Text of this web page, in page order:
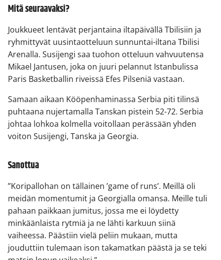
Mitä seuraavaksi?
Joukkueet lentävät perjantaina iltapäivällä Tbilisiin ja
ryhmittyvät uusintaotteluun sunnuntai-iltana Tbilisi
Arenalla. Susijengi saa tuohon otteluun vahvuutensa
Mikael Jantusen, joka on juuri pelannut Istanbulissa
Paris Basketballin riveissä Efes Pilseniä vastaan.
Samaan aikaan Kööpenhaminassa Serbia piti tilinsä
puhtaana nujertamalla Tanskan pistein 52-72. Serbia
johtaa lohkoa kolmella voitollaan perässään yhden
voiton Susijengi, Tanska ja Georgia.
Sanottua
”Koripallohan on tällainen ’game of runs’. Meillä oli
meidän momentumit ja Georgialla omansa. Meille tuli
pahaan paikkaan jumitus, jossa me ei löydetty
minkäänlaista rytmiä ja ne lähti karkuun siinä
vaiheessa. Päästiin vielä peliin mukaan, mutta
jouduttiin tulemaan ison takamatkan päästä ja se teki